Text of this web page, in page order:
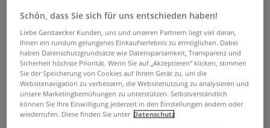
DERWENT Doppelspitzer
Schön, dass Sie sich für uns entschieden haben!
Liebe Gerstaecker Kunden, uns und unseren Partnern liegt viel daran,
Ihnen ein rundum gelungenes Einkaufserlebnis zu ermöglichen. Dabei
haben Datenschutzgrundsätze wie Datensparsamkeit, Transparenz und
Sicherheit höchste Priorität. Wenn Sie auf „Akzeptieren“ klicken, stimmen
Sie der Speicherung von Cookies auf Ihrem Gerät zu, um die
Websitenavigation zu verbessern, die Websitenutzung zu analysieren und
unsere Marketingbemühungen zu unterstützen. Selbstverständlich
können Sie Ihre Einwilligung jederzeit in den Einstellungen ändern oder
wiederrufen. Diese finden Sie unter Datenschutz